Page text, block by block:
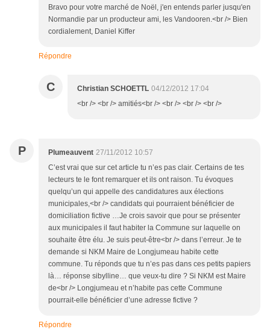
Bravo pour votre marché de Noël, j'en entends parler jusqu'en
Normandie par un producteur ami, les Vandooren.<br /> Bien
cordialement, Daniel Kiffer
Répondre
C Christian SCHOETTL 04/12/2012 17:04
<br /> <br /> amitiés<br /> <br /> <br /> <br />
P Plumeauvent 27/11/2012 10:57
C’est vrai que sur cet article tu n’es pas clair. Certains de tes
lecteurs te le font remarquer et ils ont raison. Tu évoques
quelqu’un qui appelle des candidatures aux élections
municipales,<br /> candidats qui pourraient bénéficier de
domiciliation fictive …Je crois savoir que pour se présenter
aux municipales il faut habiter la Commune sur laquelle on
souhaite être élu. Je suis peut-être<br /> dans l’erreur. Je te
demande si NKM Maire de Longjumeau habite cette
commune. Tu réponds que tu n’es pas dans ces petits papiers
là… réponse sibylline… que veux-tu dire ? Si NKM est Maire
de<br /> Longjumeau et n’habite pas cette Commune
pourrait-elle bénéficier d’une adresse fictive ?
Répondre